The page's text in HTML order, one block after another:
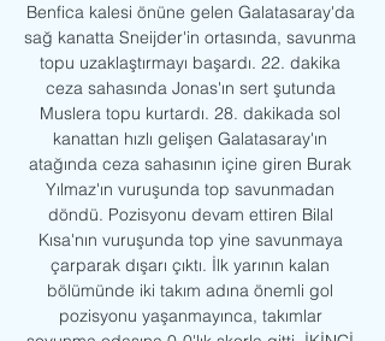
Benfica kalesi önüne gelen Galatasaray'da
sağ kanatta Sneijder'in ortasında, savunma
topu uzaklaştırmayı başardı. 22. dakika
ceza sahasında Jonas'ın sert şutunda
Muslera topu kurtardı. 28. dakikada sol
kanattan hızlı gelişen Galatasaray'ın
atağında ceza sahasının içine giren Burak
Yılmaz'ın vuruşunda top savunmadan
döndü. Pozisyonu devam ettiren Bilal
Kısa'nın vuruşunda top yine savunmaya
çarparak dışarı çıktı. İlk yarının kalan
bölümünde iki takım adına önemli gol
pozisyonu yaşanmayınca, takımlar